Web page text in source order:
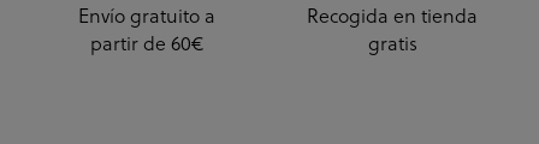
Envío gratuito a
partir de 60€
Recogida en tienda
gratis